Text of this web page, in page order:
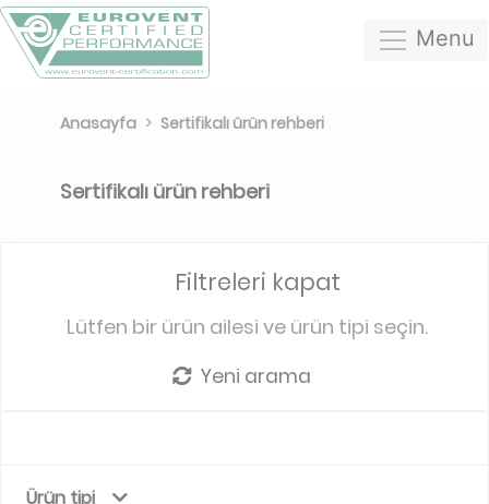
Menu
Anasayfa Sertifikalı ürün rehberi
Sertifikalı ürün rehberi
Filtreleri kapat
Lütfen bir ürün ailesi ve ürün tipi seçin.
Yeni arama
Ürün tipi